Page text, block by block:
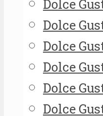
Dolce
Dolce
Dolce
Dolce
Dolce
Dolce